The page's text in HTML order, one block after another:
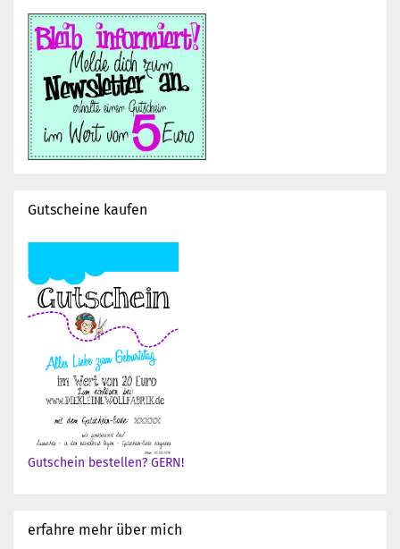
Gutscheine kaufen
Gutschein bestellen? GERN!
erfahre mehr über mich